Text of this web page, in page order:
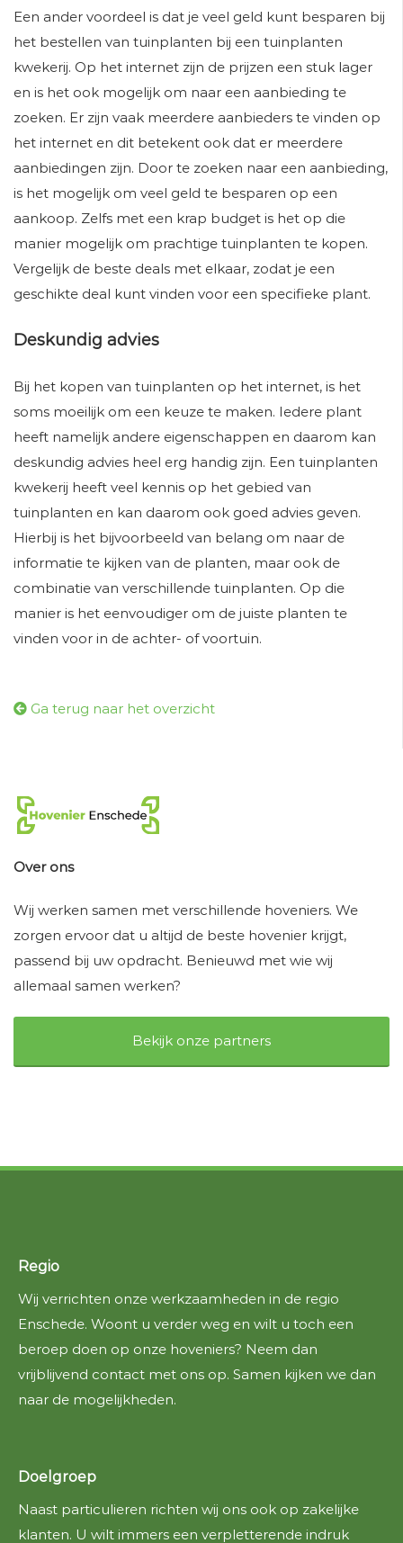
Een ander voordeel is dat je veel geld kunt besparen bij
het bestellen van tuinplanten bij een tuinplanten
kwekerij. Op het internet zijn de prijzen een stuk lager
en is het ook mogelijk om naar een aanbieding te
zoeken. Er zijn vaak meerdere aanbieders te vinden op
het internet en dit betekent ook dat er meerdere
aanbiedingen zijn. Door te zoeken naar een aanbieding,
is het mogelijk om veel geld te besparen op een
aankoop. Zelfs met een krap budget is het op die
manier mogelijk om prachtige tuinplanten te kopen.
Vergelijk de beste deals met elkaar, zodat je een
geschikte deal kunt vinden voor een specifieke plant.
Deskundig advies
Bij het kopen van tuinplanten op het internet, is het
soms moeilijk om een keuze te maken. Iedere plant
heeft namelijk andere eigenschappen en daarom kan
deskundig advies heel erg handig zijn. Een tuinplanten
kwekerij heeft veel kennis op het gebied van
tuinplanten en kan daarom ook goed advies geven.
Hierbij is het bijvoorbeeld van belang om naar de
informatie te kijken van de planten, maar ook de
combinatie van verschillende tuinplanten. Op die
manier is het eenvoudiger om de juiste planten te
vinden voor in de achter- of voortuin.
Ga terug naar het overzicht
Over ons
Wij werken samen met verschillende hoveniers. We
zorgen ervoor dat u altijd de beste hovenier krijgt,
passend bij uw opdracht. Benieuwd met wie wij
allemaal samen werken?
Bekijk onze partners
Regio
Wij verrichten onze werkzaamheden in de regio
Enschede. Woont u verder weg en wilt u toch een
beroep doen op onze hoveniers? Neem dan
vrijblijvend contact met ons op. Samen kijken we dan
naar de mogelijkheden.
Doelgroep
Naast particulieren richten wij ons ook op zakelijke
klanten. U wilt immers een verpletterende indruk